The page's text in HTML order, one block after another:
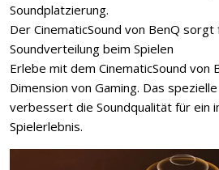
Soundplatzierung.
Der CinematicSound von BenQ
Soundverteilung beim Spielen
Erlebe mit dem CinematicSound von
Dimension von Gaming. Das
verbessert die Soundqualität für ein
Spielerlebnis.